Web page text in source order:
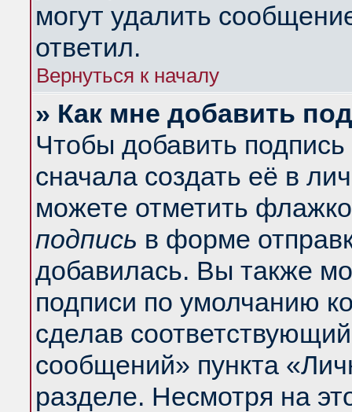
могут удалить
ответил.
Вернуться к началу
» Как мне добавить
Чтобы добавить
сначала создать её в
можете отметить
подпись в форме
добавилась. Вы также
подписи по умолчанию
сделав
сообщений» пункта
разделе. Несмотря на